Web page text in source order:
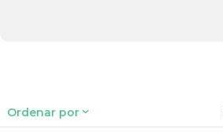
Ordenar por